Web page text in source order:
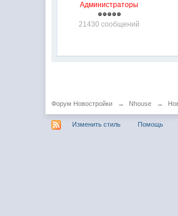
Администраторы
21430 сообщений
Форум Новостройки → Nhouse →
Изменить стиль Помощь